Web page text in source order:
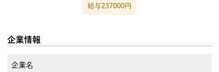
給与237000円
企業情報
企業名